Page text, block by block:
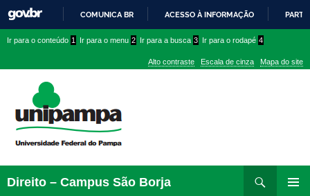
PARA
CONTEÚDO
COMUNICA BR ACESSO À INFORMAÇÃO
conteúdo
menu
superior
menu
Ir para o conteúdo 1 Ir para o menu 2 Ir para a busca 3 Ir para o rodapé 4
Alto contraste Escala de cinza Mapa do site
Direito – Campus São Borja
para